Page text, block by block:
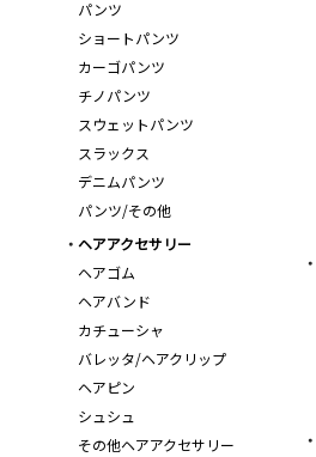
パンツ
ショートパンツ
カーゴパンツ
チノパンツ
スウェットパンツ
スラックス
デニムパンツ
パンツ/その他
ヘアアクセサリー
ヘアゴム
ヘアバンド
カチューシャ
バレッタ/ヘアクリップ
ヘアピン
シュシュ
その他ヘアアクセサリー